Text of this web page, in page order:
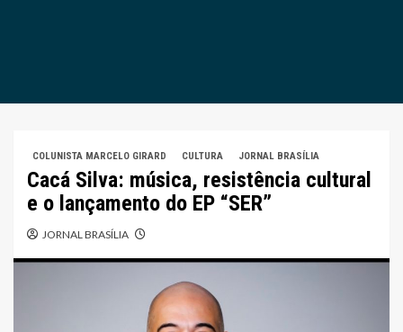
COLUNISTA MARCELO GIRARD CULTURA JORNAL BRASÍLIA
Cacá Silva: música, resistência cultural
e o lançamento do EP “SER”
JORNAL BRASÍLIA